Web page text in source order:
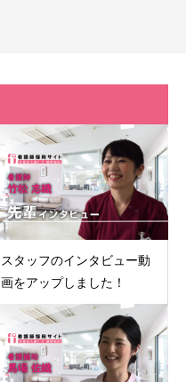
スタッフのインタビュー動
画をアップしました！